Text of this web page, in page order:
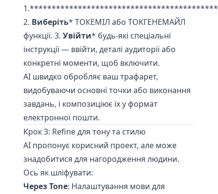
2. Виберіть* ТОКЕМІЛ або ТОКГЕНЕМАЙЛ
функції. 3. Увійти* будь-які спеціальні
інструкції — ввійти, деталі аудиторії або
конкретні моменти, щоб включити.
АІ швидко обробляє ваш трафарет,
видобуваючи основні точки або виконання
завдань, і композиціює їх у формат
електронної пошти.
Крок 3: Refine для тону та стилю
АІ пропонує корисний проект, але може
знадобитися для нагородження людини.
Ось як шліфувати:
Через Tone: Налаштування мови для